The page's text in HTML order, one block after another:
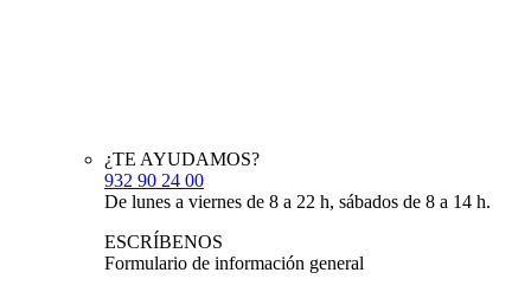
¿TE AYUDAMOS?
932 90 24 00
De lunes a viernes de 8 a 22 h, sábados de 8 a 14 h.
ESCRÍBENOS
Formulario de información general